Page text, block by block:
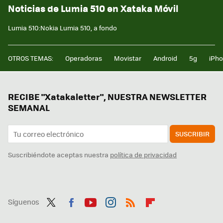
Noticias de Lumia 510 en Xataka Móvil
Lumia 510:Nokia Lumia 510, a fondo
OTROS TEMAS: Operadoras Movistar Android 5g
RECIBE "Xatakaletter", NUESTRA NEWSLETTER
SEMANAL
SUSCRIBIR
Suscribiéndote aceptas nuestra política de privacidad
Síguenos